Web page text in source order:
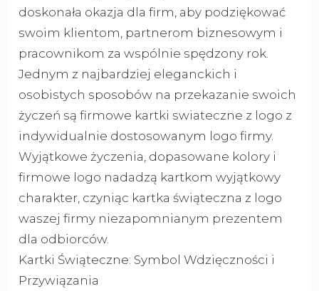
doskonała okazja dla firm, aby podziękować
swoim klientom, partnerom biznesowym i
pracownikom za wspólnie spędzony rok.
Jednym z najbardziej eleganckich i
osobistych sposobów na przekazanie swoich
życzeń są firmowe kartki swiateczne z logo z
indywidualnie dostosowanym logo firmy.
Wyjątkowe życzenia, dopasowane kolory i
firmowe logo nadadzą kartkom wyjątkowy
charakter, czyniąc kartka świąteczna z logo
waszej firmy niezapomnianym prezentem
dla odbiorców.
Kartki Świąteczne: Symbol Wdzięczności i
Przywiązania